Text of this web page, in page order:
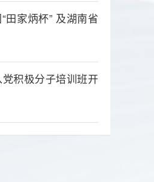
田家炳杯” 及湖南省
积极分子培训班开